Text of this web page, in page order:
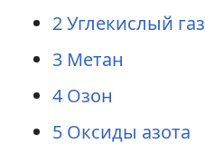
2Углекислый газ
3 Метан
4 Озон
5 Оксиды азота